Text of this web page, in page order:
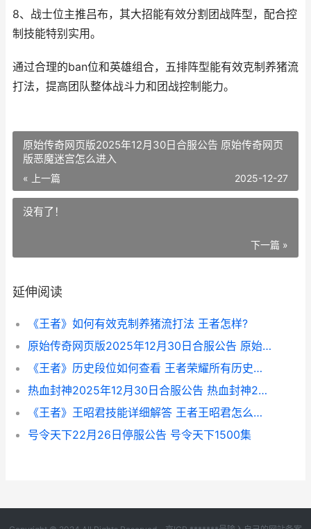
8、战士位主推吕布，其大招能有效分割团战阵型，配合控
制技能特别实用。
通过合理的ban位和英雄组合，五排阵型能有效克制养猪流
打法，提高团队整体战斗力和团战控制能力。
原始传奇网页版2025年12月30日合服公告 原始传奇网页
版恶魔迷宫怎么进入
« 上一篇 2025-12-27
没有了！
下一篇 »
延伸阅读
《王者》如何有效克制养猪流打法 王者怎样?
原始传奇网页版2025年12月30日合服公告 原始传奇网页版恶魔迷宫怎么进入
《王者》历史段位如何查看 王者荣耀所有历史记录
热血封神2025年12月30日合服公告 热血封神2144
《王者》王昭君技能详细解答 王者王昭君怎么玩才能厉害
号令天下22月26日停服公告 号令天下1500集